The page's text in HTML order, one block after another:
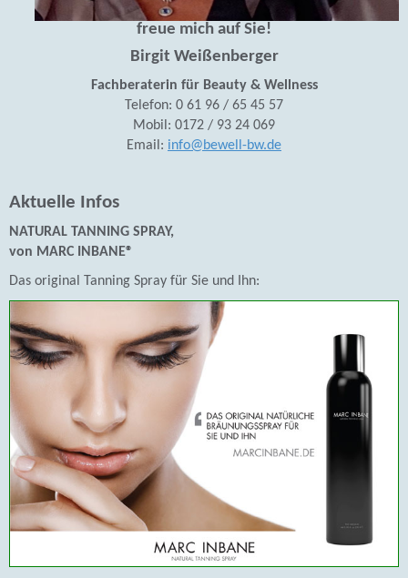
freue mich auf Sie!
Birgit Weißenberger
Fachberaterin für Beauty & Wellness
Telefon: 0 61 96 / 65 45 57
Mobil: 0172 / 93 24 069
Email: info@bewell-bw.de
Aktuelle Infos
NATURAL TANNING SPRAY,
von MARC INBANE®
Das original Tanning Spray für Sie und Ihn: